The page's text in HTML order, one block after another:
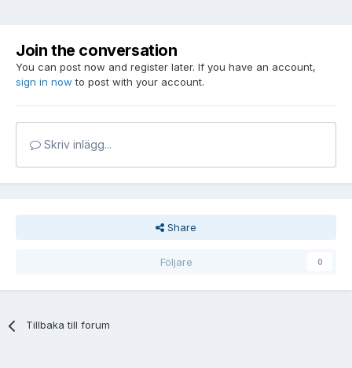
Join the conversation
You can post now and register later. If you have an account,
sign in now to post with your account.
Skriv inlägg...
Share
Följare 0
Tillbaka till forum